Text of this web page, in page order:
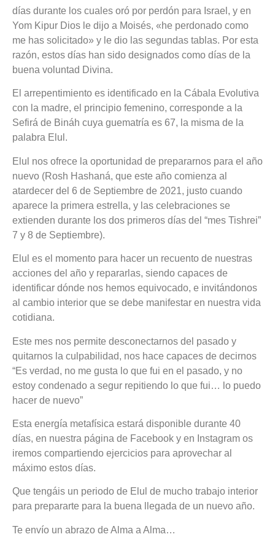
días durante los cuales oró por perdón para Israel, y en
Yom Kipur Dios le dijo a Moisés, «he perdonado como
me has solicitado» y le dio las segundas tablas. Por esta
razón, estos días han sido designados como días de la
buena voluntad Divina.
El arrepentimiento es identificado en la Cábala Evolutiva
con la madre, el principio femenino, corresponde a la
Sefirá de Bináh cuya guematría es 67, la misma de la
palabra Elul.
Elul nos ofrece la oportunidad de prepararnos para el año
nuevo (Rosh Hashaná, que este año comienza al
atardecer del 6 de Septiembre de 2021, justo cuando
aparece la primera estrella, y las celebraciones se
extienden durante los dos primeros días del “mes Tishrei”
7 y 8 de Septiembre).
Elul es el momento para hacer un recuento de nuestras
acciones del año y repararlas, siendo capaces de
identificar dónde nos hemos equivocado, e invitándonos
al cambio interior que se debe manifestar en nuestra vida
cotidiana.
Este mes nos permite desconectarnos del pasado y
quitarnos la culpabilidad, nos hace capaces de decirnos
“Es verdad, no me gusta lo que fui en el pasado, y no
estoy condenado a segur repitiendo lo que fui… lo puedo
hacer de nuevo”
Esta energía metafísica estará disponible durante 40
días, en nuestra página de Facebook y en Instagram os
iremos compartiendo ejercicios para aprovechar al
máximo estos días.
Que tengáis un periodo de Elul de mucho trabajo interior
para prepararte para la buena llegada de un nuevo año.
Te envío un abrazo de Alma a Alma…